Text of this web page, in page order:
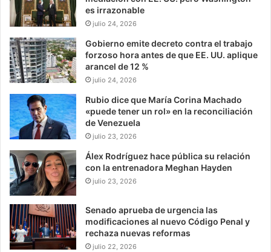
es irrazonable
julio 24, 2026
Gobierno emite decreto contra el trabajo
forzoso hora antes de que EE. UU. aplique
arancel de 12 %
julio 24, 2026
Rubio dice que María Corina Machado
«puede tener un rol» en la reconciliación
de Venezuela
julio 23, 2026
Álex Rodríguez hace pública su relación
con la entrenadora Meghan Hayden
julio 23, 2026
Senado aprueba de urgencia las
modificaciones al nuevo Código Penal y
rechaza nuevas reformas
julio 22, 2026